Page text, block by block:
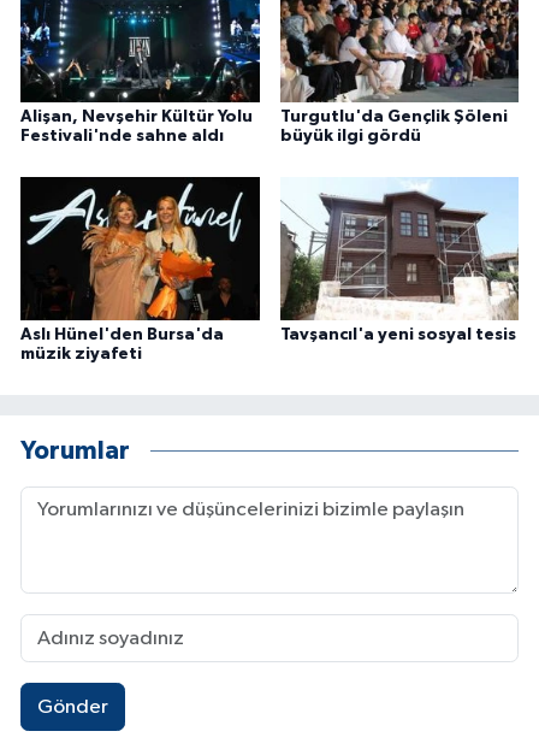
Alişan, Nevşehir Kültür Yolu
Festivali'nde sahne aldı
Turgutlu'da Gençlik Şöleni
büyük ilgi gördü
Aslı Hünel'den Bursa'da
müzik ziyafeti
Tavşancıl'a yeni sosyal tesis
Yorumlar
Gönder